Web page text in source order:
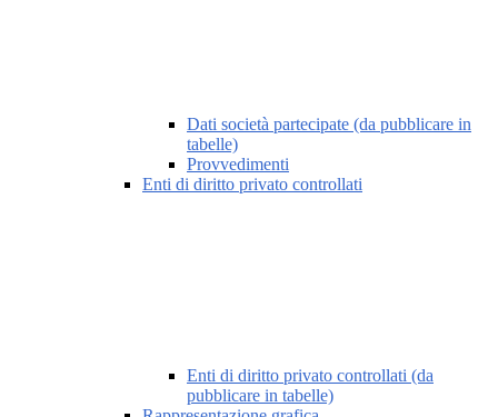
Dati società partecipate (da pubblicare in
tabelle)
Provvedimenti
Enti di diritto privato controllati
Enti di diritto privato controllati (da
pubblicare in tabelle)